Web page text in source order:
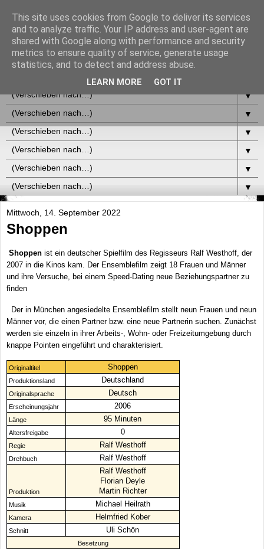
▼
▼
▼
▼
▼
▼
Mittwoch, 14. September 2022
Shoppen
Shoppen ist ein deutscher Spielfilm des Regisseurs Ralf Westhoff, der
2007 in die Kinos kam. Der Ensemblefilm zeigt 18 Frauen und Männer
und ihre Versuche, bei einem Speed-Dating neue Beziehungspartner zu
finden
Der in München angesiedelte Ensemblefilm stellt neun Frauen und neun
Männer vor, die einen Partner bzw. eine neue Partnerin suchen. Zunächst
werden sie einzeln in ihrer Arbeits-, Wohn- oder Freizeitumgebung durch
knappe Pointen eingeführt und charakterisiert.
Originaltitel Shoppen
Produktionsland Deutschland
Originalsprache Deutsch
Erscheinungsjahr 2006
Länge 95 Minuten
Altersfreigabe 0
Regie Ralf Westhoff
Drehbuch Ralf Westhoff
Produktion
Ralf Westhoff
Florian Deyle
Martin Richter
Musik Michael Heilrath
Kamera Helmfried Kober
Schnitt Uli Schön
Besetzung
This site uses cookies from Google to deliver its services
and to analyze traffic. Your IP address and user-agent are
shared with Google along with performance and security
metrics to ensure quality of service, generate usage
statistics, and to detect and address abuse.
LEARN MORE GOT IT